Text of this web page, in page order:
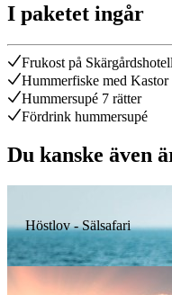
I paketet ingår
Frukost på
Hummerfiske med Kastor
Hummersupé 7 rätter
Fördrink hummersupé
Du kanske även
Höstlov - Sälsafari